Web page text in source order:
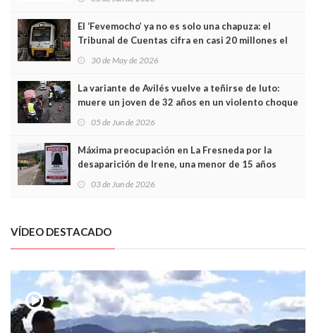
El ‘Fevemocho’ ya no es solo una chapuza: el
Tribunal de Cuentas cifra en casi 20 millones el
30 de May de 2026
La variante de Avilés vuelve a teñirse de luto:
muere un joven de 32 años en un violento choque
05 de Jun de 2026
Máxima preocupación en La Fresneda por la
desaparición de Irene, una menor de 15 años
03 de Jun de 2026
VÍDEO DESTACADO